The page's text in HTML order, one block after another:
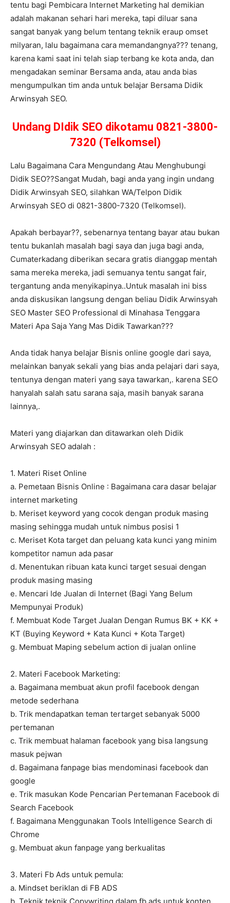
tentu bagi Pembicara Internet Marketing hal demikian
adalah makanan sehari hari mereka, tapi diluar sana
sangat banyak yang belum tentang teknik eraup omset
milyaran, lalu bagaimana cara memandangnya??? tenang,
karena kami saat ini telah siap terbang ke kota anda, dan
mengadakan seminar Bersama anda, atau anda bias
mengumpulkan tim anda untuk belajar Bersama Didik
Arwinsyah SEO.
Undang DIdik SEO dikotamu 0821-3800-
7320 (Telkomsel)
Lalu Bagaimana Cara Mengundang Atau Menghubungi
Didik SEO??Sangat Mudah, bagi anda yang ingin undang
Didik Arwinsyah SEO, silahkan WA/Telpon Didik
Arwinsyah SEO di 0821-3800-7320 (Telkomsel).
Apakah berbayar??, sebenarnya tentang bayar atau bukan
tentu bukanlah masalah bagi saya dan juga bagi anda,
Cumaterkadang diberikan secara gratis dianggap mentah
sama mereka mereka, jadi semuanya tentu sangat fair,
tergantung anda menyikapinya..Untuk masalah ini biss
anda diskusikan langsung dengan beliau Didik Arwinsyah
SEO Master SEO Professional di Minahasa Tenggara
Materi Apa Saja Yang Mas Didik Tawarkan???
Anda tidak hanya belajar Bisnis online google dari saya,
melainkan banyak sekali yang bias anda pelajari dari saya,
tentunya dengan materi yang saya tawarkan,. karena SEO
hanyalah salah satu sarana saja, masih banyak sarana
lainnya,.
Materi yang diajarkan dan ditawarkan oleh Didik
Arwinsyah SEO adalah :
1. Materi Riset Online
a. Pemetaan Bisnis Online : Bagaimana cara dasar belajar
internet marketing
b. Meriset keyword yang cocok dengan produk masing
masing sehingga mudah untuk nimbus posisi 1
c. Meriset Kota target dan peluang kata kunci yang minim
kompetitor namun ada pasar
d. Menentukan ribuan kata kunci target sesuai dengan
produk masing masing
e. Mencari Ide Jualan di Internet (Bagi Yang Belum
Mempunyai Produk)
f. Membuat Kode Target Jualan Dengan Rumus BK + KK +
KT (Buying Keyword + Kata Kunci + Kota Target)
g. Membuat Maping sebelum action di jualan online
2. Materi Facebook Marketing:
a. Bagaimana membuat akun profil facebook dengan
metode sederhana
b. Trik mendapatkan teman tertarget sebanyak 5000
pertemanan
c. Trik membuat halaman facebook yang bisa langsung
masuk pejwan
d. Bagaimana fanpage bias mendominasi facebook dan
google
e. Trik masukan Kode Pencarian Pertemanan Facebook di
Search Facebook
f. Bagaimana Menggunakan Tools Intelligence Search di
Chrome
g. Membuat akun fanpage yang berkualitas
3. Materi Fb Ads untuk pemula:
a. Mindset beriklan di FB ADS